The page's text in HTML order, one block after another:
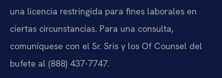
una licencia restringida para fines laborales en
ciertas circunstancias. Para una consulta,
comuníquese con el Sr. Sris y los Of Counsel del
bufete al (888) 437-7747.